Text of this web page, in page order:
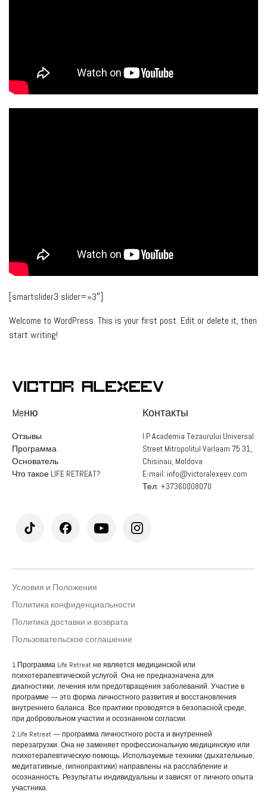
[smartslider3 slider=»3″]
Welcome to WordPress. This is your first post. Edit or delete it, then
start writing!
Meню
Отзывы
Программа
Основатель
Что такое LIFE RETREAT?
Контакты
I.P Academia Tezaurului Universal
Street Mitropolitul Varlaam 75 31,
Chisinau, Moldova
E-mail: info@victoralexeev.com
Тел: +37360008070
Условия и Положения
Политика конфиденциальности
Политика доставки и возврата
Пользовательское соглашение
1.Программа Life Retreat не является медицинской или
психотерапевтической услугой. Она не предназначена для
диагностики, лечения или предотвращения заболеваний. Участие в
программе — это форма личностного развития и восстановления
внутреннего баланса. Все практики проводятся в безопасной среде,
при добровольном участии и осознанном согласии.
2.Life Retreat — программа личностного роста и внутренней
перезагрузки. Она не заменяет профессиональную медицинскую или
психотерапевтическую помощь. Используемые техники (дыхательные,
медитативные, гипнопрактики) направлены на расслабление и
осознанность. Результаты индивидуальны и зависят от личного опыта
участника.